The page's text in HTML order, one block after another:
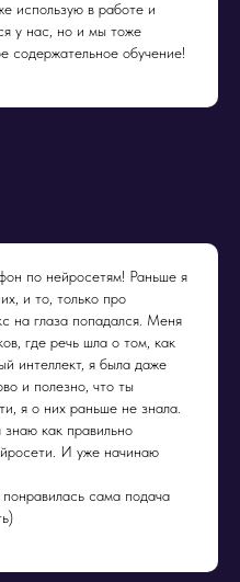
использую в работе и
у нас, но и мы тоже
содержательное обучение!
по нейросетям! Раньше я
и то, только про
на глаза попадался. Меня
где речь шла о том, как
интеллект, я была даже
и полезно, что ты
я о них раньше не знала.
как правильно
И уже начинаю
сама подача